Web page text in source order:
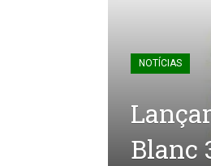
NOTÍCIAS
Blanc